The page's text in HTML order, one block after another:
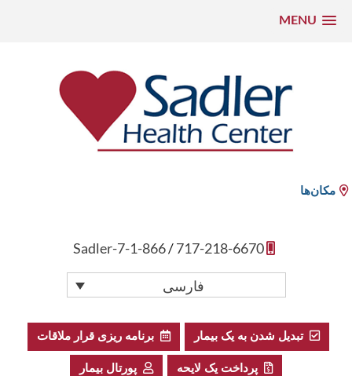
MENU
مکان‌ها
717-218-6670
/
1-866-Sadler-7
فارسی
تبدیل شدن به یک بیمار برنامه ریزی قرار ملاقات
پرداخت یک لایحه پورتال بیمار